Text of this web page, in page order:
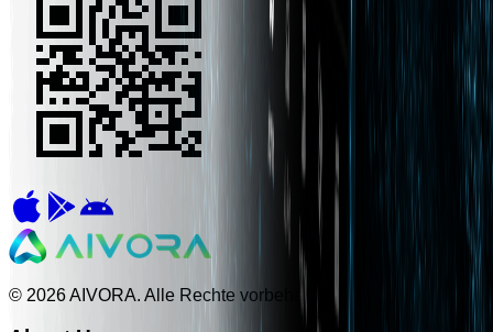
© 2026 AIVORA. Alle Rechte vorbehalten.